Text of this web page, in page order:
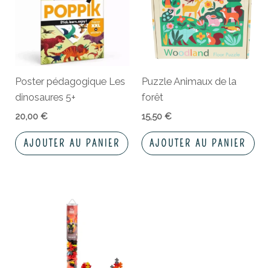
Poster pédagogique Les
dinosaures 5+
20,00€
AJOUTER AU PANIER
Puzzle Animaux de la
forêt
15,50 €
AJOUTER AU PANIER